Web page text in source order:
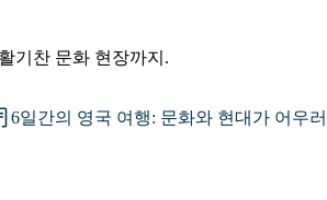
기찬 문화 현장까지.
6일간의 영국 여행: 문화와 현대가 어우